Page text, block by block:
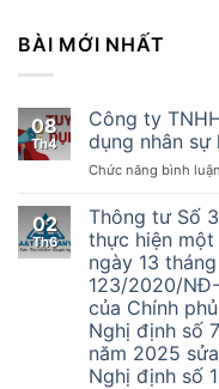
BÀI MỚI NHẤT
08
Th4
Công ty
dụng nhân sự
Chức năng bình
02
Th6
Thông tư Số
thực hiện một
ngày 13
123/2020/
của Chính
Nghị định số
năm 2025
Nghị định số